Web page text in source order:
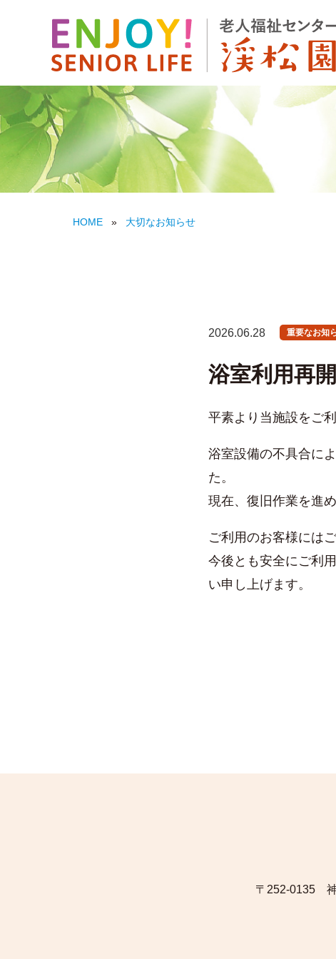
HOME » 大切なお知らせ
2026.06.28 重要なお知
浴室利用再
平素より当施設をご
浴室設備の不具合によ
た。
現在、復旧作業を進め
ご利用のお客様には
今後とも安全にご利
い申し上げます。
〒252-0135